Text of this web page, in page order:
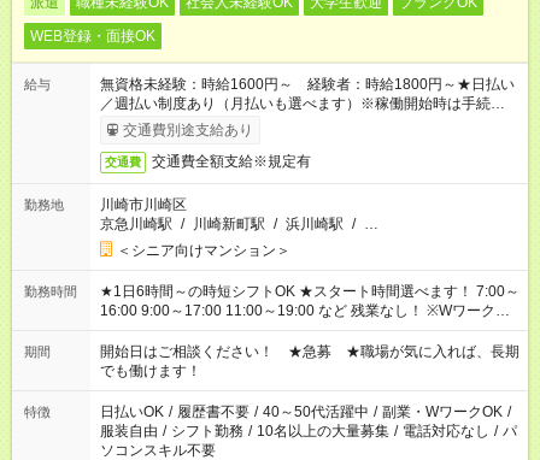
WEB登録・面接OK
給与
無資格未経験：時給1600円～ 経験者：時給1800円～★日払い
／週払い制度あり（月払いも選べます）※稼働開始時は手続き完
了次第のお支払いとなります。
交通費別途支給あり
交通費 交通費全額支給※規定有
勤務地
川崎市川崎区
京急川崎駅 / 川崎新町駅 / 浜川崎駅 / …
＜シニア向けマンション＞
勤務時間
★1日6時間～の時短シフトOK ★スタート時間選べます！ 7:00～
16:00 9:00～17:00 11:00～19:00 など 残業なし！ ※Wワークの
場合、他のお仕事と合わせ週40時間超の就業はご案内できませ
ん ※法令に基づき、週20時間以上勤務は社会保険への加入対象
となります ※労働者派遣法（日雇い派遣の原則禁止）により、
短時間・短期間の就業はご案内が難しい場合があります
期間
開始日はご相談ください！ ★急募 ★職場が気に入れば、長期
でも働けます！
特徴 日払いOK / 履歴書不要 / 40～50代活躍中 / 副業・WワークOK /
服装自由 / シフト勤務 / 10名以上の大量募集 / 電話対応なし / パ
ソコンスキル不要